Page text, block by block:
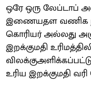
ஒரே ஒரு லேப்டாப்
இணையதள வணிக
கொரியர் அல்லது
இறக்குமதி
உரிய இறக்குமதி